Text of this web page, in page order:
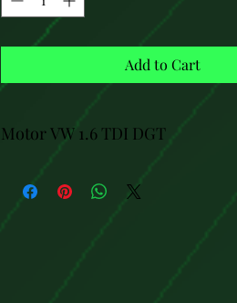
Add to Cart
Motor VW 1.6 TDI DGT
Tipo de motor: Motor diésel
Número de cilindros: 4
Alimentación: Inyección electrónica
Turboalimentación: Turboalimentador